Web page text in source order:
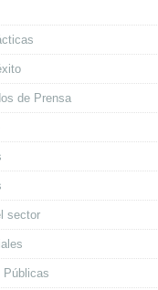
de Prensa
sector
Públicas